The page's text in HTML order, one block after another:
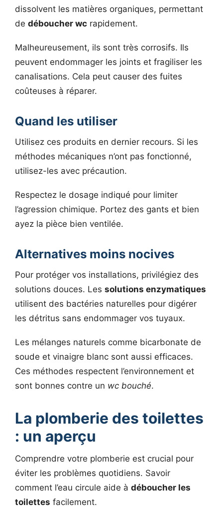
dissolvent les matières organiques, permettant
de déboucher wc rapidement.
Malheureusement, ils sont très corrosifs. Ils
peuvent endommager les joints et fragiliser les
canalisations. Cela peut causer des fuites
coûteuses à réparer.
Quand les utiliser
Utilisez ces produits en dernier recours. Si les
méthodes mécaniques n’ont pas fonctionné,
utilisez-les avec précaution.
Respectez le dosage indiqué pour limiter
l’agression chimique. Portez des gants et bien
ayez la pièce bien ventilée.
Alternatives moins nocives
Pour protéger vos installations, privilégiez des
solutions douces. Les solutions enzymatiques
utilisent des bactéries naturelles pour digérer
les détritus sans endommager vos tuyaux.
Les mélanges naturels comme bicarbonate de
soude et vinaigre blanc sont aussi efficaces.
Ces méthodes respectent l’environnement et
sont bonnes contre un wc bouché.
La plomberie des toilettes
: un aperçu
Comprendre votre plomberie est crucial pour
éviter les problèmes quotidiens. Savoir
comment l’eau circule aide à déboucher les
toilettes facilement.